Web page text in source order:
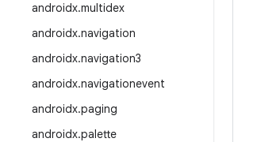
androidx.multidex
androidx.navigation
androidx.navigation3
androidx.navigationevent
androidx.paging
androidx.palette